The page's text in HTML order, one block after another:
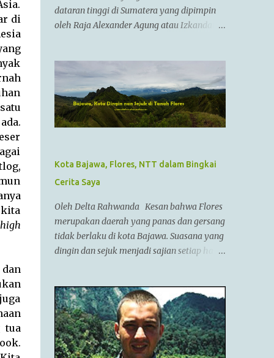
di
kita
high
tua
dataran tinggi di Sumatera yang dipimpin
oleh Raja Alexander Agung atau Izkandar
323 SM Dia juga dikenal sebagai Raja
Alexander III dari Macedonia, seorang
pemimpin militer yang paling berhasil
sepanjang zaman dan dianggap tidak bisa
dikalahkan dalam setiap pertempuran. Di
kebanyakan daerah yang sudah dikenal.
Ayahnya adalah Philip II yang menyatukan
kebanyakan kota2 di dataran utama Yunani
dalam kepemerintahan Macedonian dalam
sebuah Negara federasi yang disebut
Persatuan Corinth (League of Corinth) Raja
Alexander menguasai daerah2 termasuk
memperluas batas2 imperiumnya sejauh
Punjab,India. Menurut AlQuran, Zulkarnain
juga sempat mengunjungi China dan
membantu membangun Tembok Besar
China Alexander menyatukan ban...
Kota Bajawa, Flores, NTT dalam Bingkai
Cerita Saya
Oleh Delta Rahwanda Kesan bahwa Flores
merupakan daerah yang panas dan gersang
tidak berlaku di kota Bajawa. Suasana yang
dingin dan sejuk menjadi sajian setiap hari
Bajawa. Bajawa merupakan ibukota
kabupaten Ngada yang sedang bergeliat
bangkit bersaing dengan kota-kota lain di
Flores seperti Ruteng, Maumere, Ende dan
lainnya. Kota yang terletak di antara bukit-